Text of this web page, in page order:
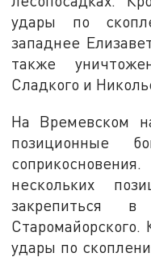
удары по
западнее
также
Сладкого и
На Времевском
позиционные
нескольких
закрепиться в
удары по